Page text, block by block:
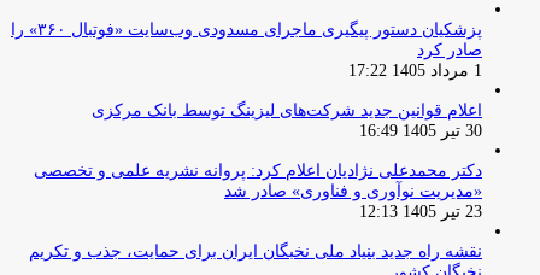
پزشکیان دستور پیگیری ماجرای مسدودی وب‌سایت «فوتبال ۳۶۰» را
صادر کرد
1 مرداد 1405 17:22
اعلام قوانین جدید شرکت‌های لیزینگ توسط بانک مرکزی
30 تیر 1405 16:49
دکتر محمدعلی نژادیان اعلام کرد: پروانه نشریه علمی و تخصصی
«مدیریت نوآوری و فناوری» صادر شد
23 تیر 1405 12:13
نقشه راه جدید بنیاد ملی نخبگان ایران برای حمایت، جذب و تکریم
نخبگان کشور